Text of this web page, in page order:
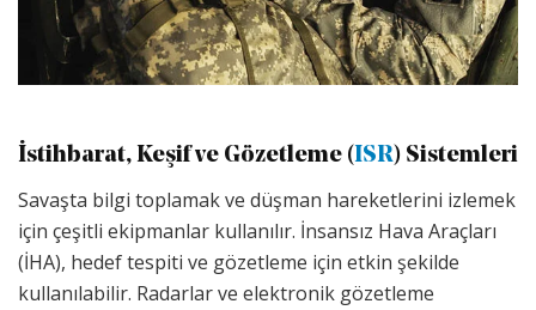
İstihbarat, Keşif ve Gözetleme (ISR) Sistemleri
Savaşta bilgi toplamak ve düşman hareketlerini izlemek
için çeşitli ekipmanlar kullanılır. İnsansız Hava Araçları
(İHA), hedef tespiti ve gözetleme için etkin şekilde
kullanılabilir. Radarlar ve elektronik gözetleme